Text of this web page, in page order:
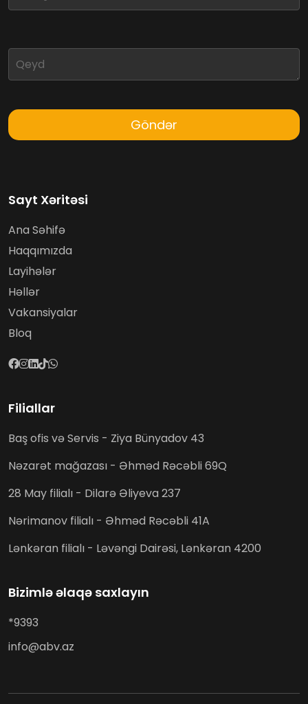
Göndər
Sayt Xəritəsi
Ana Səhifə
Haqqımızda
Layihələr
Həllər
Vakansiyalar
Bloq
Filiallar
Baş ofis və Servis - Ziya Bünyadov 43
Nəzarət mağazası - Əhməd Rəcəbli 69Q
28 May filialı - Dilarə Əliyeva 237
Nərimanov filialı - Əhməd Rəcəbli 41A
Lənkəran filialı - Ləvəngi Dairəsi, Lənkəran 4200
Bizimlə əlaqə saxlayın
*9393
info@abv.az